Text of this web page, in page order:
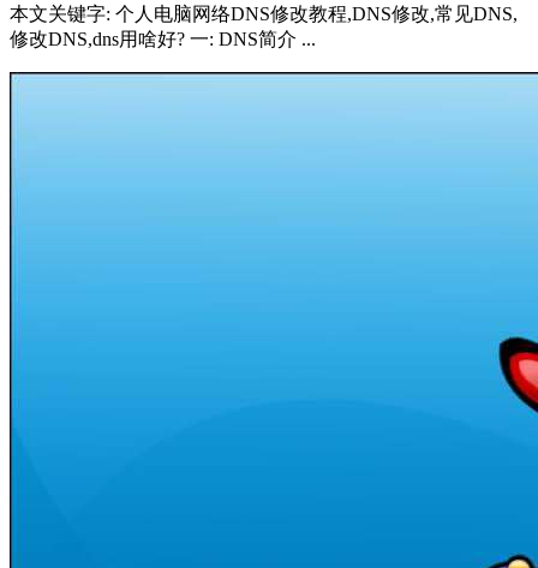
本文关键字: 个人电脑网络DNS修改教程,DNS修改,常见DNS,
修改DNS,dns用啥好? 一: DNS简介 ...